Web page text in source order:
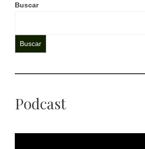
Buscar
Buscar
Podcast